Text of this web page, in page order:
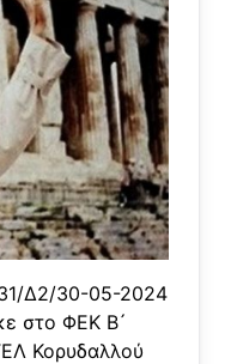
Δ2/30-05-2024
στο ΦΕΚ Β
Κορυδαλλού